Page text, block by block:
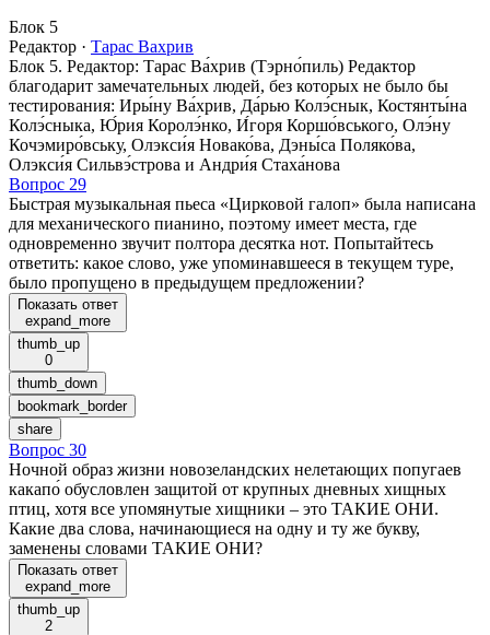
Блок 5
Редактор · Тарас Вахрив
Блок 5. Редактор: Тарас Ва́хрив (Тэрно́пиль) Редактор
благодарит замечательных людей, без которых не было бы
тестирования: Иры́ну Ва́хрив, Да́рью Колэ́снык, Костянты́на
Колэ́сныка, Ю́рия Королэ́нко, И́горя Коршо́вського, Олэ́ну
Кочэмиро́вську, Олэкси́я Новако́ва, Дэны́са Поляко́ва,
Олэкси́я Сильвэ́строва и Андри́я Стаха́нова
Вопрос 29
Быстрая музыкальная пьеса «Цирковой галоп» была написана
для механического пианино, поэтому имеет места, где
одновременно звучит полтора десятка нот. Попытайтесь
ответить: какое слово, уже упоминавшееся в текущем туре,
было пропущено в предыдущем предложении?
Показать ответ
expand_more
thumb_up
0
thumb_down
bookmark_border
share
Вопрос 30
Ночной образ жизни новозеландских нелетающих попугаев
какапо́ обусловлен защитой от крупных дневных хищных
птиц, хотя все упомянутые хищники – это ТАКИЕ ОНИ.
Какие два слова, начинающиеся на одну и ту же букву,
заменены словами ТАКИЕ ОНИ?
Показать ответ
expand_more
thumb_up
2